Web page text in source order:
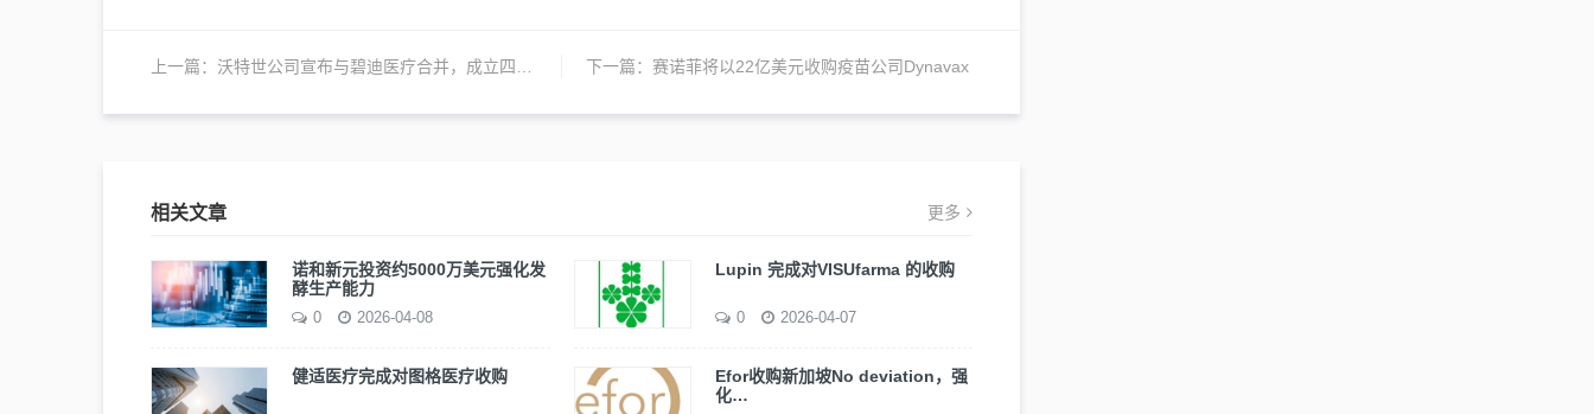
上一篇： 沃特世公司宣布与碧迪医疗合并，成立四大事业部 下一篇： 赛诺菲将以22亿美元收购疫苗公司Dynavax
相关文章 更多
诺和新元投资约5000万美元强化发
酵生产能力
0 2026-04-08
Lupin 完成对VISUfarma 的收购
0 2026-04-07
健适医疗完成对图格医疗收购
Efor收购新加坡No deviation，强
化…